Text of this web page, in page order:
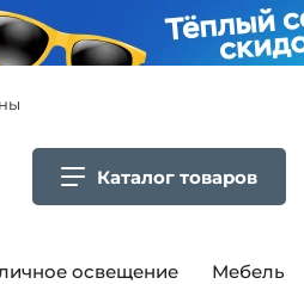
Каталог товаров
освещение Мебель